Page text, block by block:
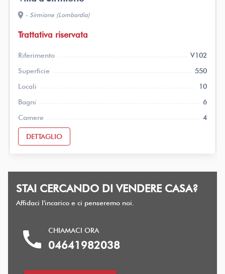
location_on - Sirmione (Lombardia)
Trattativa riservata
Riferimento
V102
Superficie
550
Locali
10
Bagni
6
Camere
4
DETTAGLIO
STAI CERCANDO DI VENDERE CASA?
Affidaci l'incarico e ci penseremo noi.
call CHIAMACI ORA
04641982038